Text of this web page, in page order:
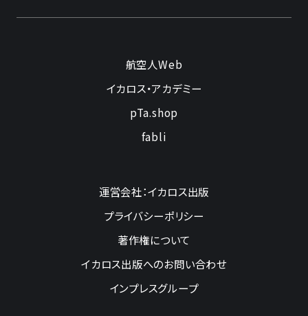
航空人Web
イカロス・アカデミー
pTa.shop
fabli
運営会社：イカロス出版
プライバシーポリシー
著作権について
イカロス出版へのお問い合わせ
インプレスグループ